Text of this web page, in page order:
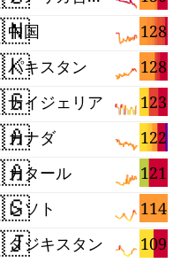
128
中国
128
パキスタン
123
ナイジェリア
122
カナダ
121
カタール
114
レソト
109
タジキスタン